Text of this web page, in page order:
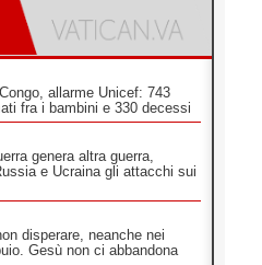
allarme Unicef: 743
fra i bambini e 330 decessi
genera altra guerra,
e Ucraina gli attacchi sui
disperare, neanche nei
Gesù non ci abbandona